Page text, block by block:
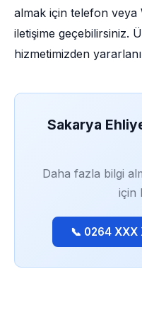
almak için telefon
iletişime geçebilirsiniz.
hizmetimizden
Sakarya
Daha fazla bilgi
için
📞 0264 XXX